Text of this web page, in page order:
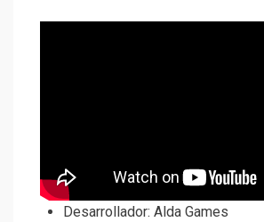
Desarrollador: Alda Games